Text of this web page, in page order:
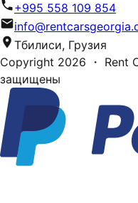
+995 558 109 854
Тбилиси, Грузия
Copyright 2026 ・ Rent
защищены